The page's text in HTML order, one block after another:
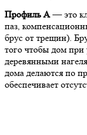
Профиль А— это
паз,
брус от трещин).
того чтобы дом при
деревянными
дома делаются по
обеспечивает